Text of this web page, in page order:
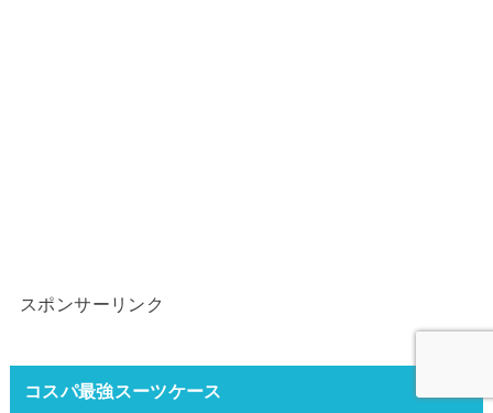
スポンサーリンク
コスパ最強スーツケース